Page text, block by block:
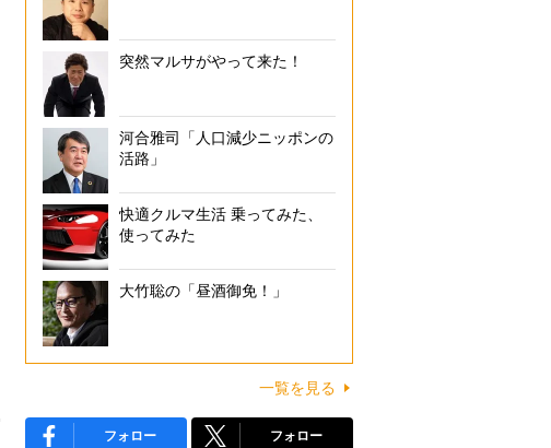
突然マルサがやって来た！
河合雅司「人口減少ニッポンの
活路」
快適クルマ生活 乗ってみた、
使ってみた
大竹聡の「昼酒御免！」
一覧を見る
フォロー フォロー